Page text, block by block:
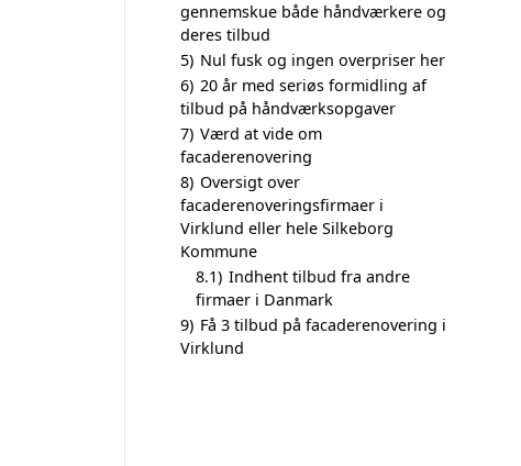
gennemskue både håndværkere og
deres tilbud
5) Nul fusk og ingen overpriser her
6) 20 år med seriøs formidling af
tilbud på håndværksopgaver
7) Værd at vide om
facaderenovering
8) Oversigt over
facaderenoveringsfirmaer i
Virklund eller hele Silkeborg
Kommune
8.1) Indhent tilbud fra andre
firmaer i Danmark
9) Få 3 tilbud på facaderenovering i
Virklund